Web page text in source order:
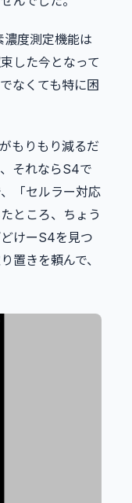
度測定機能は
した今となって
なくても特に困
もりもり減るだ
それならS4で
「セルラー対応
ところ、ちょう
けーS4を見つ
置きを頼んで、